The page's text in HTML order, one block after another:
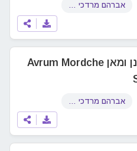
אברהם מרדכי שוורץ
אברהם מרדכי שוורץ - מנן ומאן Avrum Mordche
אברהם מרדכי שוורץ